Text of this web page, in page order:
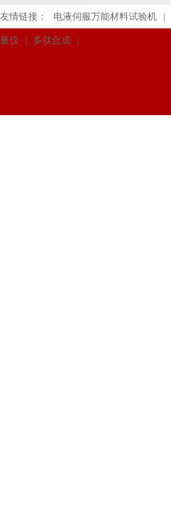
友情链接： 电液伺服万能材料试验机
量仪 多肽合成